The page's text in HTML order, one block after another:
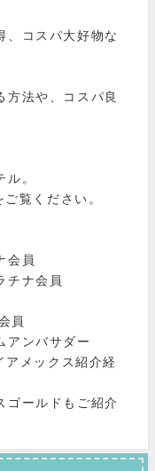
、コスパ大好物な
方法や、コスパ良
。
覧ください。
会員
チナ会員
員
アンバサダー
メックス紹介経
ゴールドもご紹介